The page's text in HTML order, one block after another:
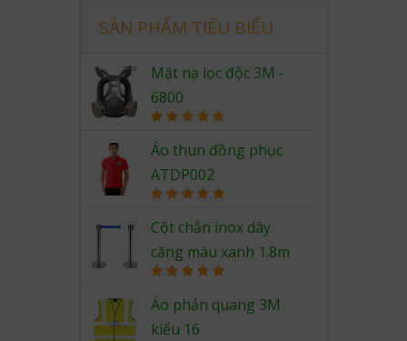
SẢN PHẨM TIÊU BIỂU
Mặt nạ lọc độc 3M -
6800
out of 5
Áo thun đồng phục
ATDP002
out of 5
Cột chắn inox dây
căng màu xanh 1.8m
out of 5
Áo phản quang 3M
kiểu 16